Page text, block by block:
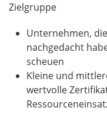
Zielgruppe
Unternehmen,
nachgedacht
scheuen
Kleine und
wertvolle